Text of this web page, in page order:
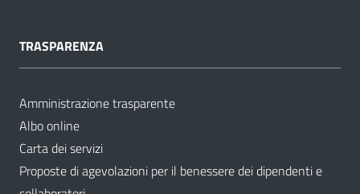
TRASPARENZA
Amministrazione trasparente
Albo online
Carta dei servizi
Proposte di agevolazioni per il benessere dei dipendenti e